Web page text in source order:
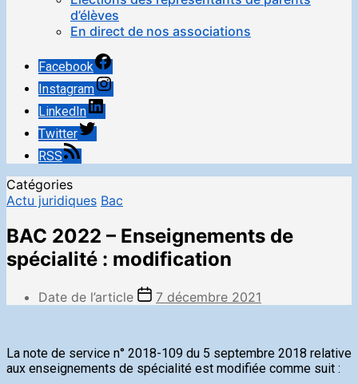
d’élèves
En direct de nos associations
Facebook
Instagram
LinkedIn
Twitter
RSS
Catégories
Actu juridiques Bac
BAC 2022 – Enseignements de
spécialité : modification
Date de l’article 7 décembre 2021
La note de service n° 2018-109 du 5 septembre 2018 relative
aux enseignements de spécialité est modifiée comme suit :